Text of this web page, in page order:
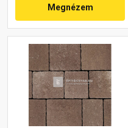
Megnézem